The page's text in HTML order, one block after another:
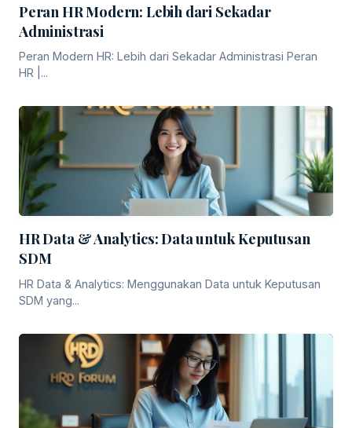
Peran HR Modern: Lebih dari Sekadar
Administrasi
Peran Modern HR: Lebih dari Sekadar Administrasi Peran
HR |...
HR Data & Analytics: Data untuk Keputusan
SDM
HR Data & Analytics: Menggunakan Data untuk Keputusan
SDM yang...